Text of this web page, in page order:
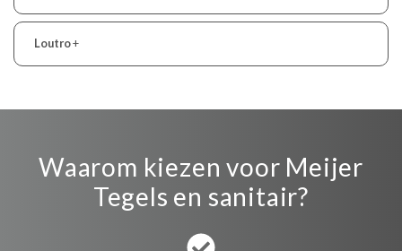
Loutro+
Waarom kiezen voor Meijer
Tegels en sanitair?